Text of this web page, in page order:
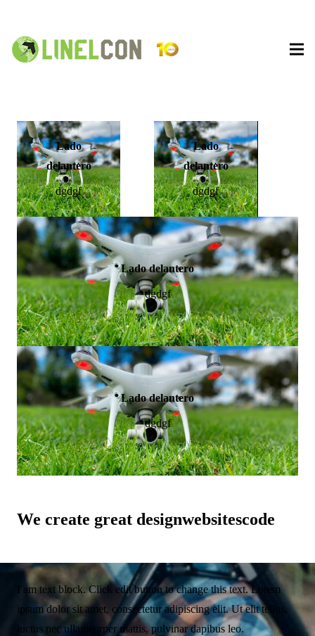
ghfhfhfh
ghfhfhfh
Lado
delantero
dgdgf
Lado
delantero
dgdgf
Lado delantero
dgdgf
Lado delantero
dgdgf
We create great designwebsitescode
I am text block. Click edit button to change this text. Lorem
ipsum dolor sit amet, consectetur adipiscing elit. Ut elit tellus,
luctus nec ullamcorper mattis, pulvinar dapibus leo.